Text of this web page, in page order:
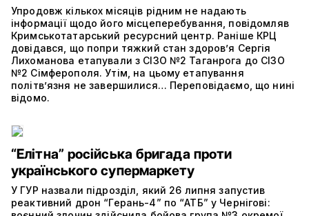
Упродовж кількох місяців рідним не надають
інформації щодо його місцеперебування, повідомляв
Кримськотатарський ресурсний центр. Раніше КРЦ
довідався, що попри тяжкий стан здоров’я Сергія
Лихоманова етапували з СІЗО №2 Таганрога до СІЗО
№2 Сімферополя. Утім, на цьому етапування
політвʼязня не завершилися… Переповідаємо, що нині
відомо.
“Елітна” російська бригада проти
українського супермаркету
У ГУР назвали підрозділ, який 26 липня запустив
реактивний дрон “Герань-4” по “АТБ” у Чернігові: